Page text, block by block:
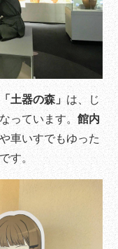
土器の森」 は、じ
っています。館内
車いすでもゆった
す。